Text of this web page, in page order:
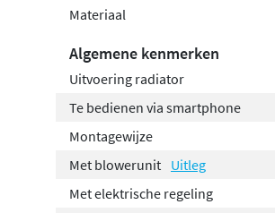
Materiaal
Algemene kenmerken
Uitvoering radiator
Te bedienen via smartphone
Montagewijze
Met blowerunit Uitleg
Met elektrische regeling